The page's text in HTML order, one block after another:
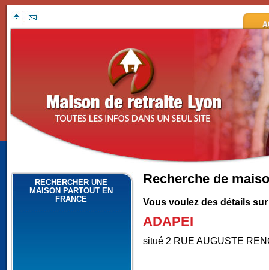
RECHERCHER UNE
MAISON PARTOUT EN
FRANCE
Recherche de
Vous voulez des détails
ADAPEI
situé 2 RUE AUGUSTE